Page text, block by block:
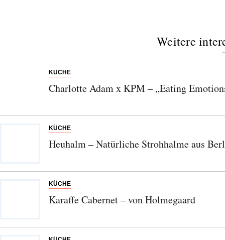
Weitere
KÜCHE
Charlotte Adam x KPM – „Eating
KÜCHE
Heuhalm – Natürliche Strohhalme aus
KÜCHE
Karaffe Cabernet – von Holmegaard